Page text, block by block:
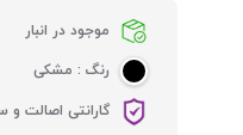
موجود در انبار
رنگ : مشکی
گارانتی اصالت و